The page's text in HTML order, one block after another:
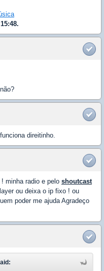
direitinho.
minha radio e pelo shoutcast
ou deixa o ip fixo ! ou
poder me ajuda Agradeço